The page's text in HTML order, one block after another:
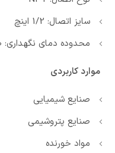
سایز اتصال: 1/2 اینچ
محدوده دمای نگهداری: 40- تا 70 درجه سانتی گراد
موارد کاربردی
صنایع شیمیایی
صنایع پتروشیمی
مواد خورنده